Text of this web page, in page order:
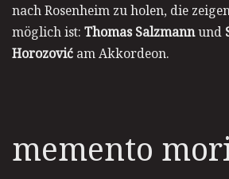
nach Rosenheim zu holen, die
möglich ist: Thomas Salzmannund
Horozović am Akkordeon.
memento